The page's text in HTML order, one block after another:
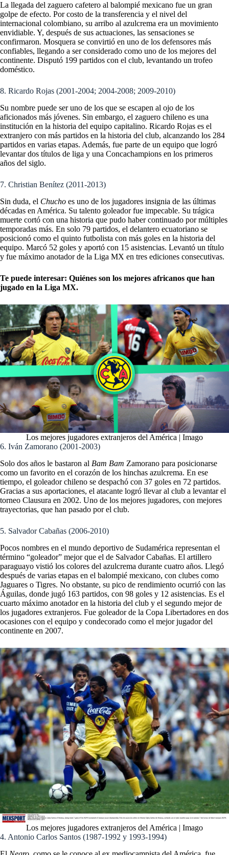
La llegada del zaguero cafetero al balompié mexicano fue un gran
golpe de efecto. Por costo de la transferencia y el nivel del
internacional colombiano, su arribo al azulcrema era un movimiento
envidiable. Y, después de sus actuaciones, las sensaciones se
confirmaron. Mosquera se convirtió en uno de los defensores más
confiables, llegando a ser considerado como uno de los mejores del
continente. Disputó 199 partidos con el club, levantando un trofeo
doméstico.
8. Ricardo Rojas (2001-2004; 2004-2008; 2009-2010)
Su nombre puede ser uno de los que se escapen al ojo de los
aficionados más jóvenes. Sin embargo, el zaguero chileno es una
institución en la historia del equipo capitalino. Ricardo Rojas es el
extranjero con más partidos en la historia del club, alcanzando los 284
partidos en varias etapas. Además, fue parte de un equipo que logró
levantar dos títulos de liga y una Concachampions en los primeros
años del siglo.
7. Christian Benítez (2011-2013)
Sin duda, el Chucho es uno de los jugadores insignia de las últimas
décadas en América. Su talento goleador fue impecable. Su trágica
muerte cortó con una historia que pudo haber continuado por múltiples
temporadas más. En solo 79 partidos, el delantero ecuatoriano se
posicionó como el quinto futbolista con más goles en la historia del
equipo. Marcó 52 goles y aportó con 15 asistencias. Levantó un título
y fue máximo anotador de la Liga MX en tres ediciones consecutivas.
Te puede interesar: Quiénes son los mejores africanos que han
jugado en la Liga MX.
Los mejores jugadores extranjeros del América | Imago
6. Iván Zamorano (2001-2003)
Solo dos años le bastaron al Bam Bam Zamorano para posicionarse
como un favorito en el corazón de los hinchas azulcrema. En ese
tiempo, el goleador chileno se despachó con 37 goles en 72 partidos.
Gracias a sus aportaciones, el atacante logró llevar al club a levantar el
torneo Clausura en 2002. Uno de los mejores jugadores, con mejores
trayectorias, que han pasado por el club.
5. Salvador Cabañas (2006-2010)
Pocos nombres en el mundo deportivo de Sudamérica representan el
término “goleador” mejor que el de Salvador Cabañas. El artillero
paraguayo vistió los colores del azulcrema durante cuatro años. Llegó
después de varias etapas en el balompié mexicano, con clubes como
Jaguares o Tigres. No obstante, su pico de rendimiento ocurrió con las
Águilas, donde jugó 163 partidos, con 98 goles y 12 asistencias. Es el
cuarto máximo anotador en la historia del club y el segundo mejor de
los jugadores extranjeros. Fue goleador de la Copa Libertadores en dos
ocasiones con el equipo y condecorado como el mejor jugador del
continente en 2007.
Los mejores jugadores extranjeros del América | Imago
4. Antonio Carlos Santos (1987-1992 y 1993-1994)